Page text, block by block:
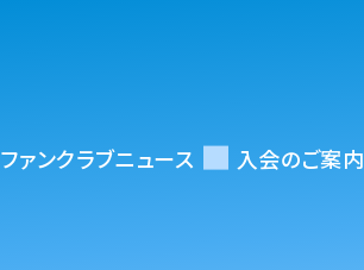
ファンクラブニュース 入会のご案内